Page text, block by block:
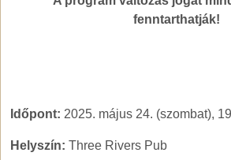
fenntarthatják!
Időpont: 2025. május 24. (szombat),
Helyszín: Three Rivers Pub